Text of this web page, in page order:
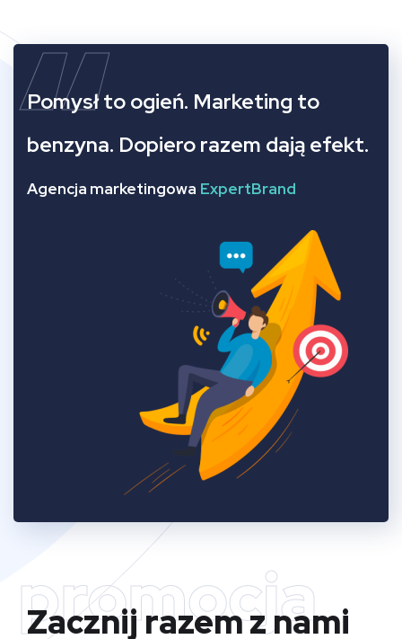
“
Pomysł to ogień. Marketing to
benzyna. Dopiero razem dają efekt.
Agencja marketingowa ExpertBrand
promocja
Zacznij razem z nami